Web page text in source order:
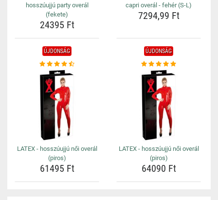
hosszúujjú party overál
(fekete)
24395 Ft
capri overál - fehér (S-L)
7294,99 Ft
ÚJDONSÁG
LATEX - hosszúujjú női overál
(piros)
61495 Ft
ÚJDONSÁG
LATEX - hosszúujjú női overál
(piros)
64090 Ft